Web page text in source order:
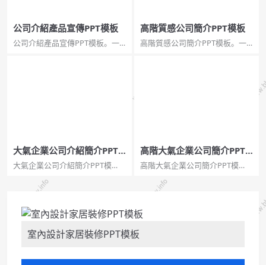
公司介紹產品宣傳PPT模板
公司介紹產品宣傳PPT模板。一
高階質感公司簡介PPT模板
高階質感公司簡介PPT模板。一
大氣企業公司介紹簡介PPT
模板
大氣企業公司介紹簡介PPT模
板，大氣商務風，大圖背景，有
科技感，動態播放效果。...
高階大氣企業公司簡介PPT
模板
高階大氣企業公司簡介PPT模
片模板，大氣商務風格，動態播
放效果，非常實用。...
室內設計家居裝修PPT模板